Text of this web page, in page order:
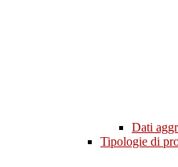
Dati
Tipologie di